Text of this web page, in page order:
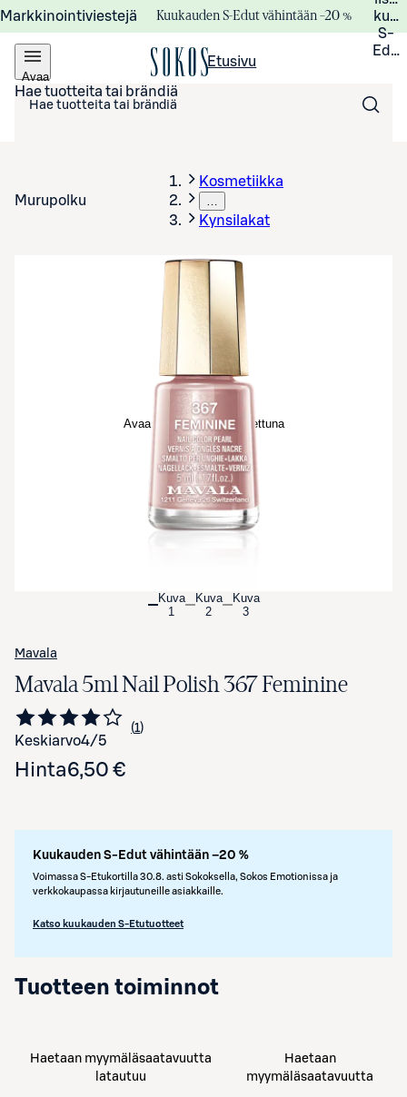
Markkinointiviestejä Kuukauden S-Edut vähintään –20 %
S-
Avaa
valikko
Etusivu
Hae tuotteita tai brändiä
Murupolku
Kosmetiikka
…
Kynsilakat
Avaa tuotekuva suurennettuna
Kuva
1
Kuva
2
Kuva
3
Mavala
Mavala 5ml Nail Polish 367 Feminine
Keskiarvo4/5 Siirry arvioihin
1
kappale
Hinta6,50 €
Kuukauden S-Edut vähintään –20 %
Voimassa S-Etukortilla 30.8. asti Sokoksella, Sokos Emotionissa ja
verkkokaupassa kirjautuneille asiakkaille.
Katso kuukauden S-Etutuotteet
Tuotteen toiminnot
Haetaan myymäläsaatavuutta
latautuu
Haetaan
myymäläsaatavuutta